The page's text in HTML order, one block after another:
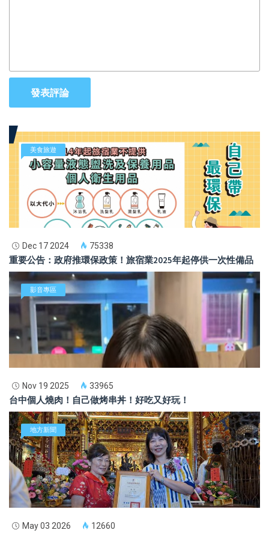
發表評論
美食旅遊
Dec 17 2024 75338
重要公告：政府推環保政策！旅宿業2025年起停供一次性備品
影音專區
Nov 19 2025 33965
台中個人燒肉！自己做烤串丼！好吃又好玩！
地方新聞
May 03 2026 12660